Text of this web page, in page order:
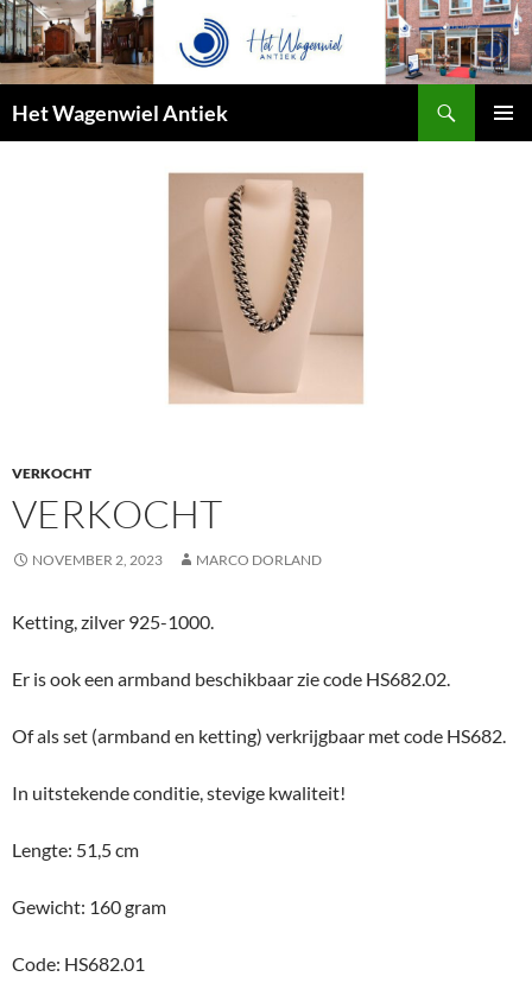
Het Wagenwiel Antiek
VERKOCHT
VERKOCHT
NOVEMBER 2, 2023 MARCO DORLAND
Ketting, zilver 925-1000.
Er is ook een armband beschikbaar zie code HS682.02.
Of als set (armband en ketting) verkrijgbaar met code HS682.
In uitstekende conditie, stevige kwaliteit!
Lengte: 51,5 cm
Gewicht: 160 gram
Code: HS682.01